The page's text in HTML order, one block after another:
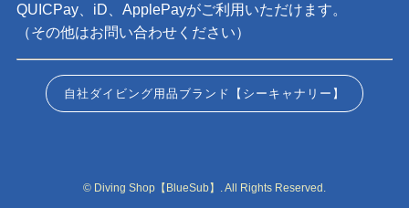
QUICPay、iD、ApplePayがご利用いただけます。
（その他はお問い合わせください）
自社ダイビング用品ブランド【シーキャナリー】
© Diving Shop【BlueSub】. All Rights Reserved.